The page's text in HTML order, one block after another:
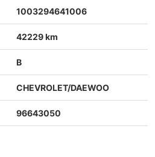
1003294641006
42229 km
B
CHEVROLET/DAEWOO
96643050